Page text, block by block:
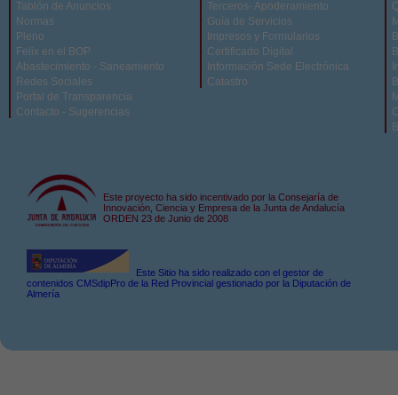
Tablón de Anuncios
Normas
Pleno
Felix en el BOP
Abastecimiento - Saneamiento
Redes Sociales
Portal de Transparencia
Contacto - Sugerencias
Terceros- Apoderamiento
Guía de Servicios
Impresos y Formularios
Certificado Digital
Información Sede Electrónica
Catastro
Este proyecto ha sido incentivado por la Consejaría de
Innovación, Ciencia y Empresa de la Junta de Andalucía
ORDEN 23 de Junio de 2008
Este Sitio ha sido realizado con el gestor de
contenidos CMSdipPro de la Red Provincial gestionado por la Diputación de
Almería